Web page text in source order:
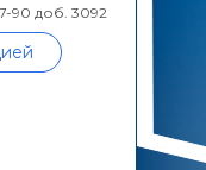
90 доб. 3092